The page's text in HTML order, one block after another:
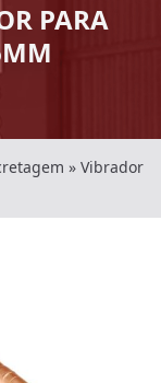
PARA
» Vibrador